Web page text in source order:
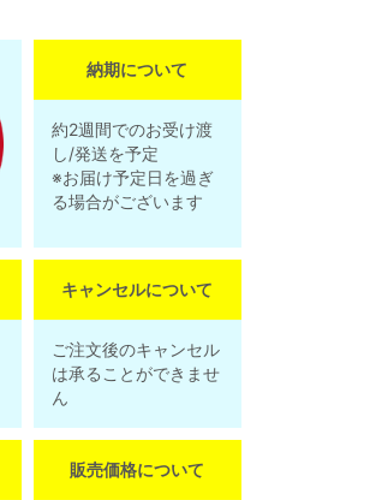
納期について
約2週間でのお受け渡
し/発送を予定
※お届け予定日を過ぎ
る場合がございます
キャンセルについて
ご注文後のキャンセル
は承ることができませ
ん
販売価格について